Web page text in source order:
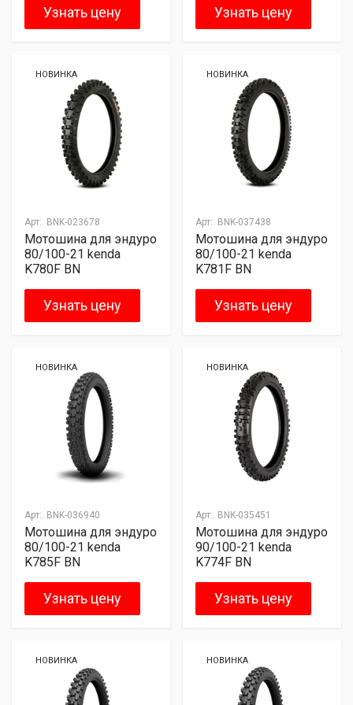
Узнать цену Узнать цену
Арт:. BNK-023678
НОВИНКА
Мотошина для эндуро
80/100-21 kenda
K780F BN
Узнать цену
Арт:. BNK-037438
НОВИНКА
Мотошина для эндуро
80/100-21 kenda
K781F BN
Узнать цену
Арт:. BNK-036940
НОВИНКА
Мотошина для эндуро
80/100-21 kenda
K785F BN
Узнать цену
Арт:. BNK-035451
НОВИНКА
Мотошина для эндуро
90/100-21 kenda
K774F BN
Узнать цену
НОВИНКА НОВИНКА